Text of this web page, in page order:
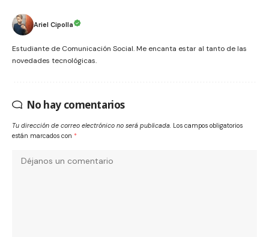
Ariel Cipolla
Estudiante de Comunicación Social. Me encanta estar al tanto de las
novedades tecnológicas.
No hay comentarios
Tu dirección de correo electrónico no será publicada. Los campos obligatorios
están marcados con *